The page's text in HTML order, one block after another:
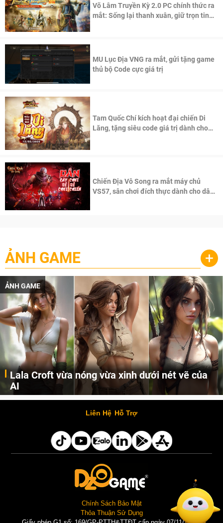
Võ Lâm Truyền Kỳ 2.0 PC chính thức ra
mắt: Sống lại thanh xuân, giữ trọn tinh
MU Lục Địa VNG ra mắt, gửi tặng game
thủ bộ Code cực giá trị
Tam Quốc Chí kích hoạt đại chiến Di
Lăng, tặng siêu code giá trị dành cho
Chiến Địa Vô Song ra mắt máy chủ
VS57, sân chơi đích thực dành cho dân
ẢNH GAME +
ẢNH GAME
Lala Croft vừa nóng vừa xinh dưới nét vẽ của
AI
Cùng đến với những hình ảnh Lala Croft của Tomb Raider dưới nét vẽ của AI. Một cô nàng xinh đẹp, nóng bỏng nhưng cũng rắn rỏi và mạnh mẽ.
Liên Hệ Hỗ Trợ
Chính Sách Bảo Mật
Thỏa Thuận Sử Dụng